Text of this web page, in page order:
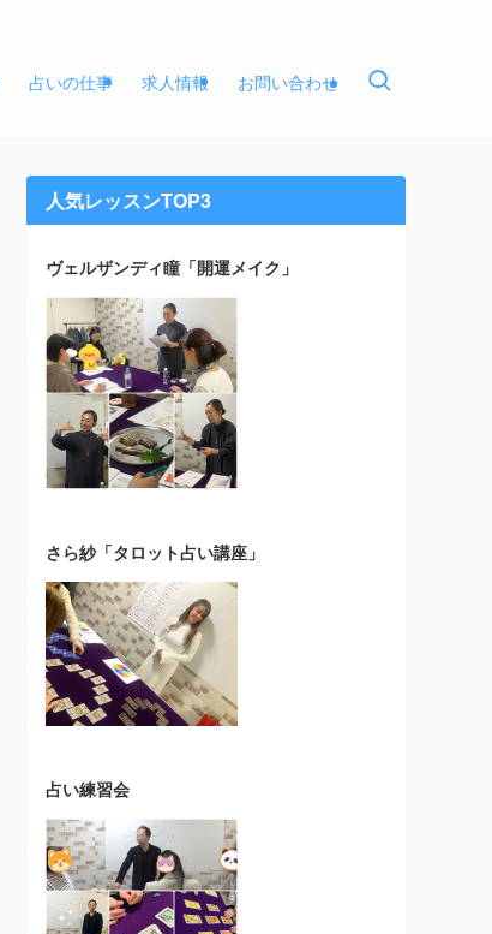
占いの仕事 求人情報 お問い合わせ
人気レッスンTOP3
ヴェルザンディ瞳「開運メイク」
さら紗「タロット占い講座」
占い練習会